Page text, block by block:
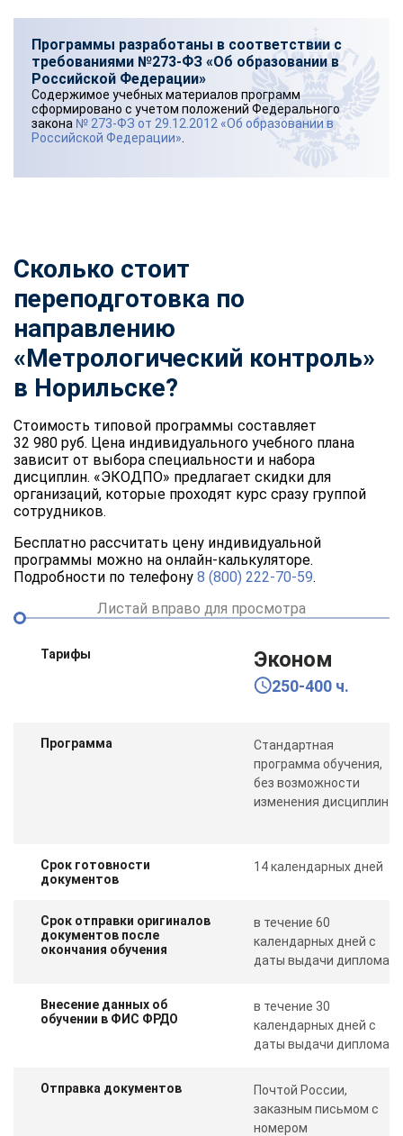
Программы разработаны в соответствии с
требованиями №273-ФЗ «Об образовании в
Российской Федерации»
Содержимое учебных материалов программ
сформировано с учетом положений Федерального
закона № 273-ФЗ от 29.12.2012 «Об образовании в
Российской Федерации»
Сколько стоит
переподготовка по
направлению
«Метрологический контроль»
в Норильске?
Стоимость типовой программы составляет
32 980 руб. Цена индивидуального учебного плана
зависит от выбора специальности и набора
дисциплин. «ЭКОДПО» предлагает скидки для
организаций, которые проходят курс сразу группой
сотрудников.
Бесплатно рассчитать цену индивидуальной
программы можно на онлайн-калькуляторе.
Подробности по телефону 8 (800) 222-70-59.
Листай вправо для просмотра
Тарифы Эконом
250-400 ч.
Программа
Стандартная
программа обучения,
без возможности
изменения дисциплин
Срок готовности
документов
14 календарных дней
Срок отправки оригиналов
документов после
окончания обучения
в течение 60
календарных дней с
даты выдачи диплома
Внесение данных об
обучении в ФИС ФРДО
в течение 30
календарных дней с
даты выдачи диплома
Отправка документов
Почтой России,
заказным письмом с
номером